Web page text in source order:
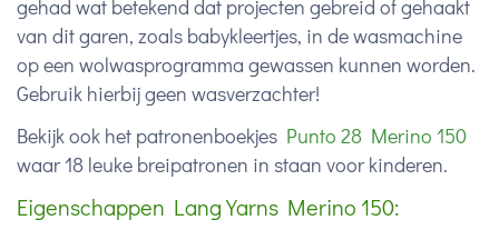
gehad wat betekend dat projecten gebreid of gehaakt
van dit garen, zoals babykleertjes, in de wasmachine
op een wolwasprogramma gewassen kunnen worden.
Gebruik hierbij geen wasverzachter!
Bekijk ook het patronenboekjes Punto 28 Merino 150
waar 18 leuke breipatronen in staan voor kinderen.
Eigenschappen Lang Yarns Merino 150: